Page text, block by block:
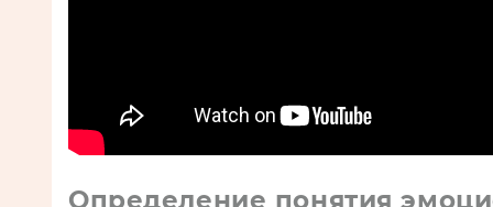
Определение понятия